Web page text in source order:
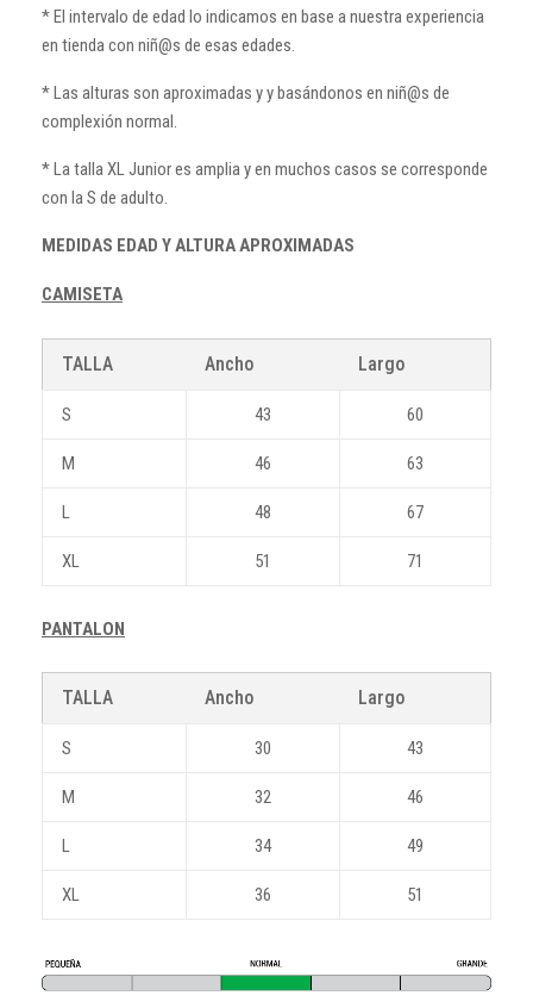
* El intervalo de edad lo indicamos en base a nuestra experiencia
en tienda con niñ@s de esas edades.
* Las alturas son aproximadas y y basándonos en niñ@s de
complexión normal.
* La talla XL Junior es amplia y en muchos casos se corresponde
con la S de adulto.
MEDIDAS EDAD Y ALTURA APROXIMADAS
CAMISETA
TALLA Ancho Largo
S 43 60
M 46 63
L 48 67
XL 51 71
PANTALON
TALLA Ancho Largo
S 30 43
M 32 46
L 34 49
XL 36 51